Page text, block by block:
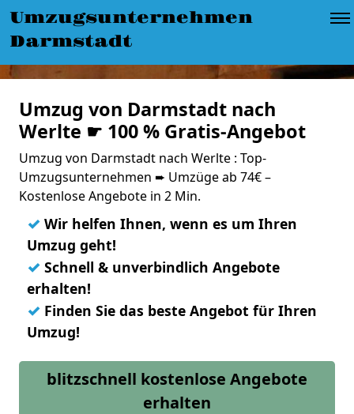
Umzugsunternehmen
Darmstadt
Umzug von Darmstadt nach
Werlte ☛ 100 % Gratis-Angebot
Umzug von Darmstadt nach Werlte : Top-
Umzugsunternehmen ➨ Umzüge ab 74€ –
Kostenlose Angebote in 2 Min.
✓ Wir helfen Ihnen, wenn es um Ihren
Umzug geht!
✓ Schnell & unverbindlich Angebote
erhalten!
✓ Finden Sie das beste Angebot für Ihren
Umzug!
blitzschnell kostenlose Angebote
erhalten